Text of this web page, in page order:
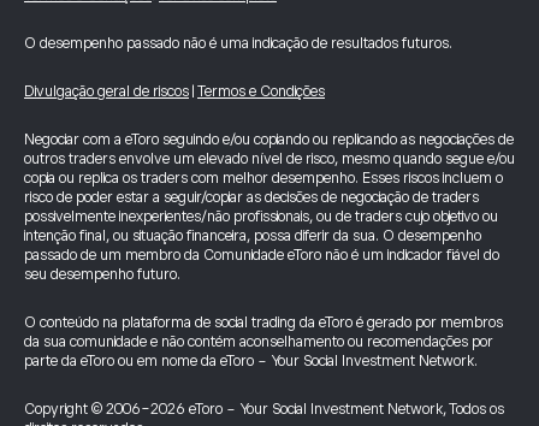
O desempenho passado não é uma indicação de resultados futuros.
Divulgação geral de riscos Termos e Condições
Negociar com a eToro seguindo e/ou copiando ou replicando as negociações de
outros traders envolve um elevado nível de risco, mesmo quando segue e/ou
copia ou replica os traders com melhor desempenho. Esses riscos incluem o
risco de poder estar a seguir/copiar as decisões de negociação de traders
possivelmente inexperientes/não profissionais, ou de traders cujo objetivo ou
intenção final, ou situação financeira, possa diferir da sua. O desempenho
passado de um membro da Comunidade eToro não é um indicador fiável do
seu desempenho futuro.
O conteúdo na plataforma de social trading da eToro é gerado por membros
da sua comunidade e não contém aconselhamento ou recomendações por
parte da eToro ou em nome da eToro - Your Social Investment Network.
Copyright © 2006-2026 eToro - Your Social Investment Network, Todos os